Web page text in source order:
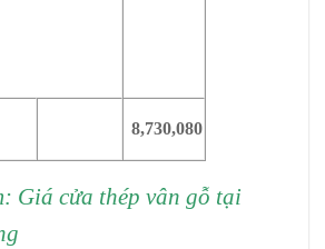
8,730,080
Giá cửa thép vân gỗ tại